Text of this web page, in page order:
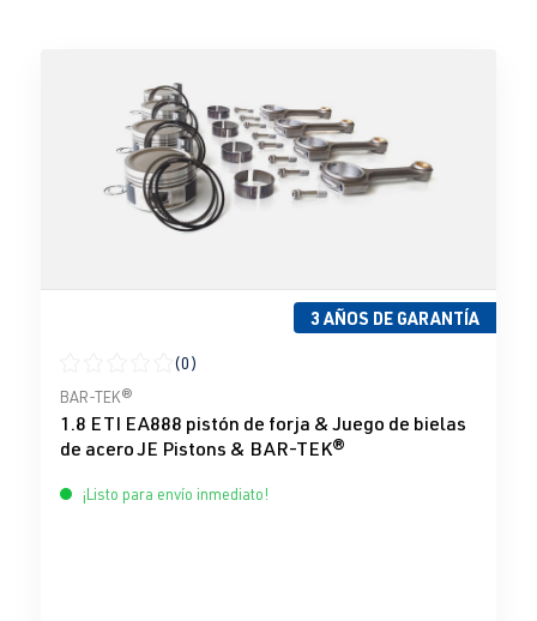
3 AÑOS DE GARANTÍA
Calificación promedio de 0 de 5 estrellas
(0)
BAR-TEK®
1.8 ETI EA888 pistón de forja & Juego de bielas
de acero JE Pistons & BAR-TEK®
¡Listo para envío inmediato!